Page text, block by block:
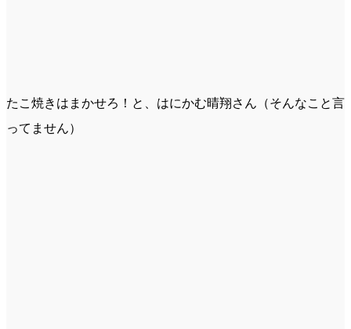
たこ焼きはまかせろ！と、はにかむ晴翔さん（そんなこと言
ってません）